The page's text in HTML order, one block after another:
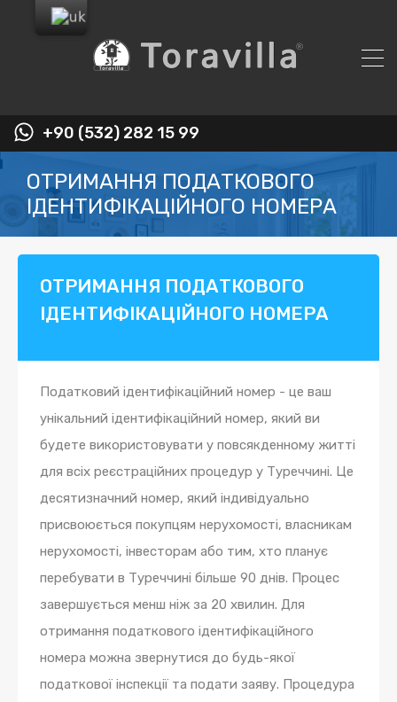
+90 (532) 282 15 99
ОТРИМАННЯ ПОДАТКОВОГО
ІДЕНТИФІКАЦІЙНОГО НОМЕРА
ОТРИМАННЯ ПОДАТКОВОГО
ІДЕНТИФІКАЦІЙНОГО НОМЕРА
Податковий ідентифікаційний номер - це ваш
унікальний ідентифікаційний номер, який ви
будете використовувати у повсякденному житті
для всіх реєстраційних процедур у Туреччині. Це
десятизначний номер, який індивідуально
присвоюється покупцям нерухомості, власникам
нерухомості, інвесторам або тим, хто планує
перебувати в Туреччині більше 90 днів. Процес
завершується менш ніж за 20 хвилин. Для
отримання податкового ідентифікаційного
номера можна звернутися до будь-якої
податкової інспекції та подати заяву. Процедура